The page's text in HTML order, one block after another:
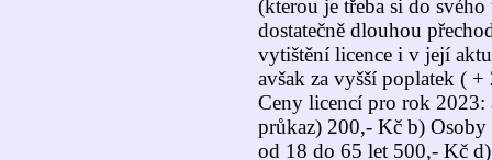
(kterou je třeba si do
dostatečně dlouhou
vytištění licence i v její
avšak za vyšší poplatek (
Ceny licencí pro rok
průkaz) 200,- Kč b)
od 18 do 65 let 500,- Kč